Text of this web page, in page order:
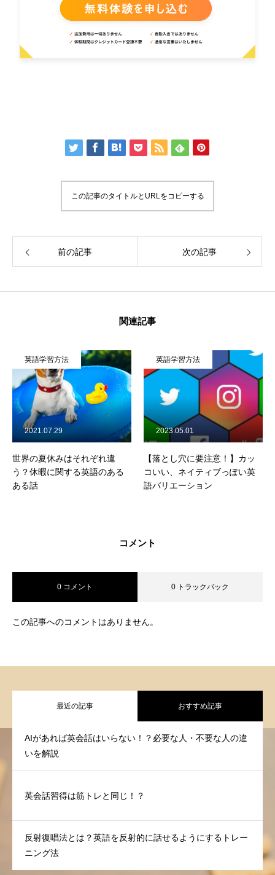
この記事のタイトルとURLをコピーする
前の記事 次の記事
関連記事
英語学習方法
世界の夏休みはそれぞれ違
う？休暇に関する英語のある
ある話
2021.07.29
英語学習方法
【落とし穴に要注意！】カッ
コいい、ネイティブっぽい英
語バリエーション
2023.05.01
コメント
0 コメント 0 トラックバック
この記事へのコメントはありません。
最近の記事 おすすめ記事
AIがあれば英会話はいらない！？必要な人・不要な人の違
いを解説
英会話習得は筋トレと同じ！？
反射復唱法とは？英語を反射的に話せるようにするトレー
ニング法